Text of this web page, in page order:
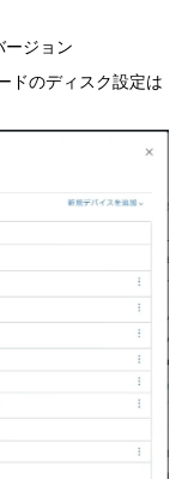
ージョン
ドのディスク設定は